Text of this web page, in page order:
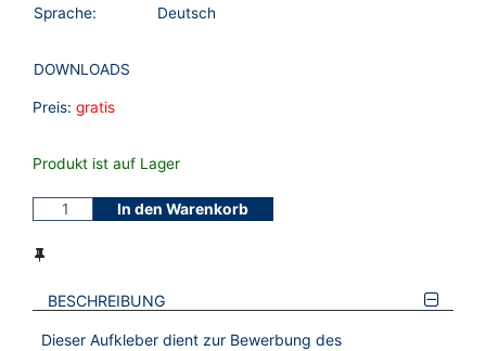
Sprache:
Deutsch
DOWNLOADS
Preis: gratis
Produkt ist auf Lager
In den Warenkorb
BESCHREIBUNG
Dieser Aufkleber dient zur Bewerbung des